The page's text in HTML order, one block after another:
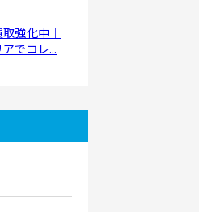
強化中｜
でコレ...